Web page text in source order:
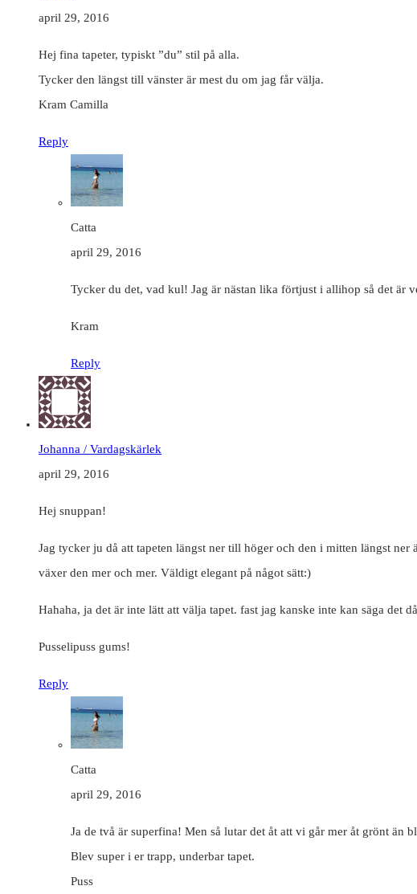
april 29, 2016
Hej fina tapeter, typiskt ”du” stil på alla.
Tycker den längst till vänster är mest du om jag får välja.
Kram Camilla
Reply
Catta
april 29, 2016
Tycker du det, vad kul! Jag är nästan lika förtjust i allihop så det är
Kram
Reply
Johanna / Vardagskärlek
april 29, 2016
Hej snuppan!
Jag tycker ju då att tapeten längst ner till höger och den i mitten längst
växer den mer och mer. Väldigt elegant på något sätt:)
Hahaha, ja det är inte lätt att välja tapet. fast jag kanske inte kan säga det
Pusselipuss gums!
Reply
Catta
april 29, 2016
Ja de två är superfina! Men så lutar det åt att vi går mer åt grönt än
Blev super i er trapp, underbar tapet.
Puss